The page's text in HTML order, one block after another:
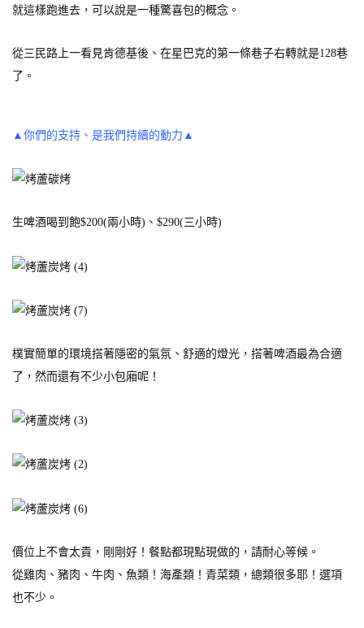
就這樣跑進去，可以說是一種驚喜包的概念。
從三民路上一看見肯德基後、在星巴克的第一條巷子右轉就是128巷
了。
▲你們的支持、是我們持續的動力▲
生啤酒喝到飽$200(兩小時)、$290(三小時)
樸實簡單的環境搭著隱密的氣氛、舒適的燈光，搭著啤酒最為合適
了，然而還有不少小包廂呢！
價位上不會太貴，剛剛好！餐點都現點現做的，請耐心等候。
從雞肉、豬肉、牛肉、魚類！海產類！青菜類，總類很多耶！選項
也不少。